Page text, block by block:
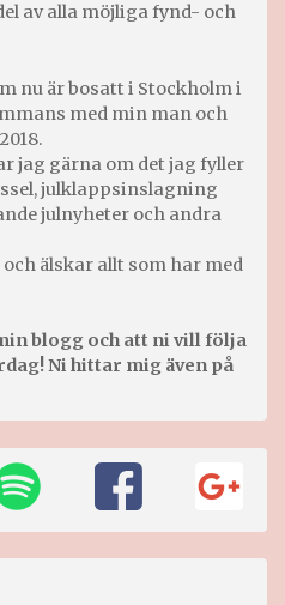
av alla möjliga fynd- och
nu är bosatt i Stockholm i
med min man och
jag gärna om det jag fyller
julklappsinslagning
julnyheter och andra
älskar allt som har med
blogg och att ni vill följa
Ni hittar mig även på